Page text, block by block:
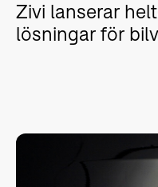
Zivi lanserar
lösningar för